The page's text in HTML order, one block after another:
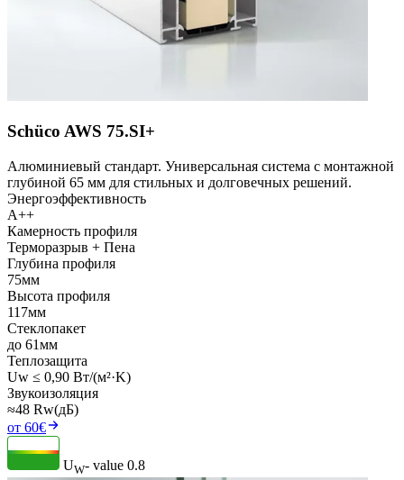
Schüco AWS 75.SI+
Алюминиевый стандарт. Универсальная система с монтажной
глубиной 65 мм для стильных и долговечных решений.
Энергоэффективность
A++
Камерность профиля
Терморазрыв + Пена
Глубина профиля
75мм
Высота профиля
117мм
Стеклопакет
до 61мм
Теплозащита
Uw ≤ 0,90 Вт/(м²·K)
Звукоизоляция
≈48 Rw(дБ)
от 60€
UW- value 0.8